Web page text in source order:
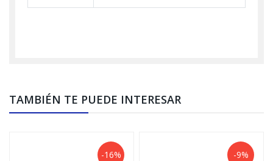
TAMBIÉN TE PUEDE INTERESAR
-16% -9%